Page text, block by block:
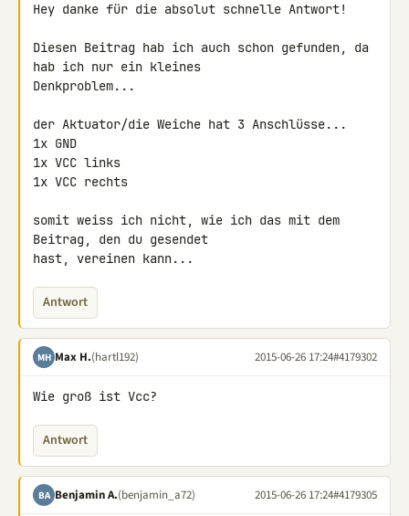
Hey danke für die absolut schnelle Antwort!
Diesen Beitrag hab ich auch schon gefunden, da
hab ich nur ein kleines
Denkproblem...
der Aktuator/die Weiche hat 3 Anschlüsse...
1x GND
1x VCC links
1x VCC rechts
somit weiss ich nicht, wie ich das mit dem
Beitrag, den du gesendet
hast, vereinen kann...
Antwort
MH Max H.(hartl192) 2015-06-26 17:24#4179302
Wie groß ist Vcc?
Antwort
BA Benjamin A.(benjamin_a72) 2015-06-26 17:24#4179305